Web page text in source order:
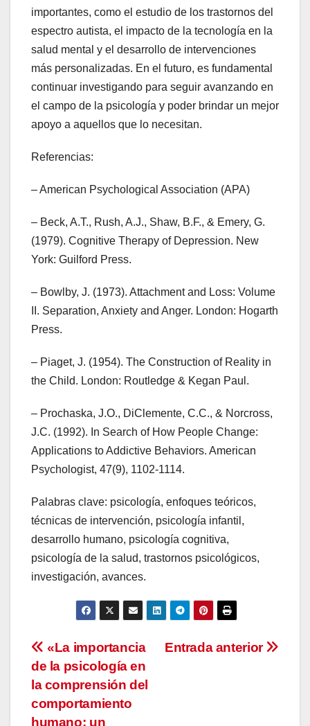
importantes, como el estudio de los trastornos del
espectro autista, el impacto de la tecnología en la
salud mental y el desarrollo de intervenciones
más personalizadas. En el futuro, es fundamental
continuar investigando para seguir avanzando en
el campo de la psicología y poder brindar un mejor
apoyo a aquellos que lo necesitan.
Referencias:
– American Psychological Association (APA)
– Beck, A.T., Rush, A.J., Shaw, B.F., & Emery, G.
(1979). Cognitive Therapy of Depression. New
York: Guilford Press.
– Bowlby, J. (1973). Attachment and Loss: Volume
II. Separation, Anxiety and Anger. London: Hogarth
Press.
– Piaget, J. (1954). The Construction of Reality in
the Child. London: Routledge & Kegan Paul.
– Prochaska, J.O., DiClemente, C.C., & Norcross,
J.C. (1992). In Search of How People Change:
Applications to Addictive Behaviors. American
Psychologist, 47(9), 1102-1114.
Palabras clave: psicología, enfoques teóricos,
técnicas de intervención, psicología infantil,
desarrollo humano, psicología cognitiva,
psicología de la salud, trastornos psicológicos,
investigación, avances.
Navegación
de
entradas
Entrada anterior
«La importancia
de la psicología en
la comprensión del
comportamiento
humano: un